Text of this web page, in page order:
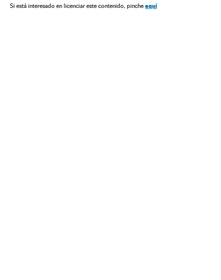
Problemas ambientais América Meio ambiente
Si está interesado en licenciar este contenido, pinche aquí